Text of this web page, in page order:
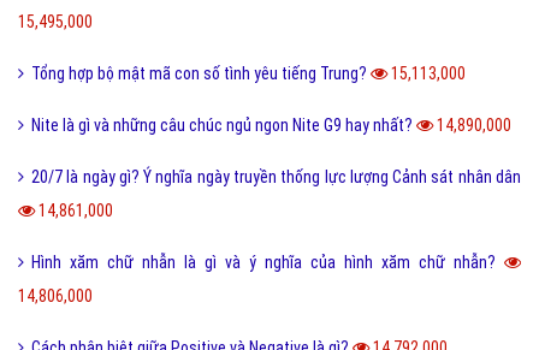
15,495,000
Tổng hợp bộ mật mã con số tình yêu tiếng Trung? 15,113,000
Nite là gì và những câu chúc ngủ ngon Nite G9 hay nhất? 14,890,000
20/7 là ngày gì? Ý nghĩa ngày truyền thống lực lượng Cảnh sát nhân dân
14,861,000
Hình xăm chữ nhẫn là gì và ý nghĩa của hình xăm chữ nhẫn?
14,806,000